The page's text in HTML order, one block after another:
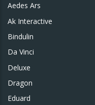
Aedes Ars
Ak Interactive
Bindulin
Da Vinci
Deluxe
Dragon
Eduard